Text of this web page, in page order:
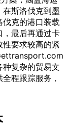
在斯洛伐克到墨
伐克的港口装载
，最后再通过卡
要求较高的紧
复杂的贸易文
程跟踪服务，